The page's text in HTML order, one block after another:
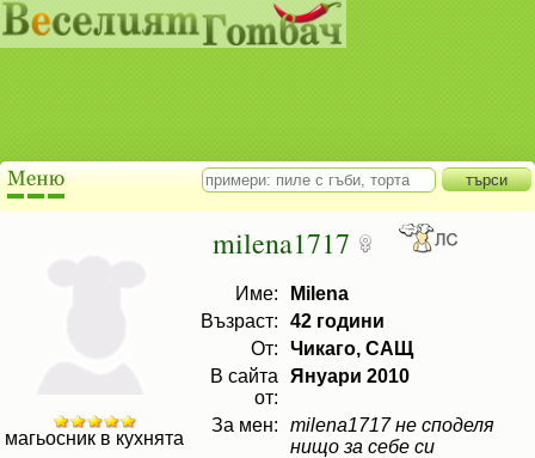
milena1717
Име:
Milena
Възраст:
42 години
От:
Чикаго, САЩ
В сайта
от:
Януари 2010
За мен:
milena1717 не споделя
нищо за себе си
магьосник в кухнята